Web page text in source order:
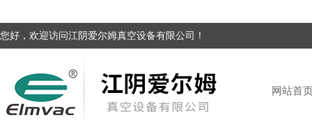
您好，欢迎访问江阴爱尔姆真空设备有限公司！
网站首